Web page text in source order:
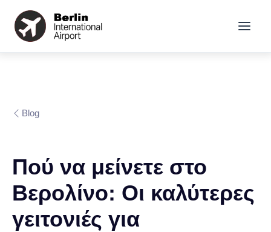
Blog
Πού να μείνετε στο
Βερολίνο: Οι καλύτερες
γειτονιές για